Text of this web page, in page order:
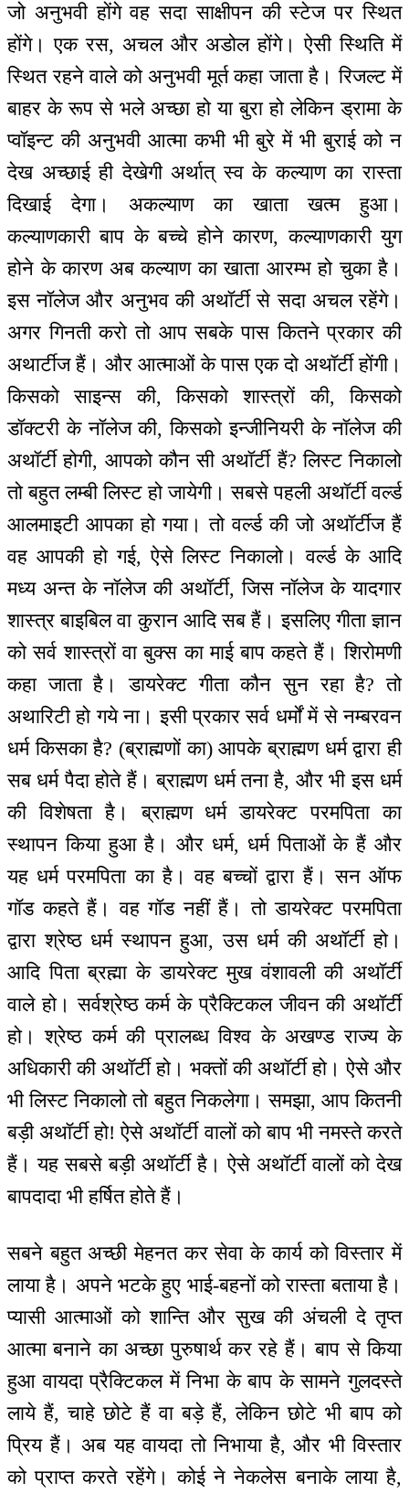
जो अनुभवी होंगे वह सदा साक्षीपन की स्टेज पर स्थित
होंगे। एक रस, अचल और अडोल होंगे। ऐसी स्थिति में
स्थित रहने वाले को अनुभवी मूर्त कहा जाता है। रिजल्ट में
बाहर के रूप से भले अच्छा हो या बुरा हो लेकिन ड्रामा के
प्वॉइन्ट की अनुभवी आत्मा कभी भी बुरे में भी बुराई को न
देख अच्छाई ही देखेगी अर्थात् स्व के कल्याण का रास्ता
दिखाई देगा। अकल्याण का खाता खत्म हुआ।
कल्याणकारी बाप के बच्चे होने कारण, कल्याणकारी युग
होने के कारण अब कल्याण का खाता आरम्भ हो चुका है।
इस नॉलेज और अनुभव की अथॉर्टी से सदा अचल रहेंगे।
अगर गिनती करो तो आप सबके पास कितने प्रकार की
अथार्टीज हैं। और आत्माओं के पास एक दो अथॉर्टी होंगी।
किसको साइन्स की, किसको शास्त्रों की, किसको
डॉक्टरी के नॉलेज की, किसको इन्जीनियरी के नॉलेज की
अथॉर्टी होगी, आपको कौन सी अथॉर्टी हैं? लिस्ट निकालो
तो बहुत लम्बी लिस्ट हो जायेगी। सबसे पहली अथॉर्टी वर्ल्ड
आलमाइटी आपका हो गया। तो वर्ल्ड की जो अथॉर्टीज हैं
वह आपकी हो गई, ऐसे लिस्ट निकालो। वर्ल्ड के आदि
मध्य अन्त के नॉलेज की अथॉर्टी, जिस नॉलेज के यादगार
शास्त्र बाइबिल वा कुरान आदि सब हैं। इसलिए गीता ज्ञान
को सर्व शास्त्रों वा बुक्स का माई बाप कहते हैं। शिरोमणी
कहा जाता है। डायरेक्ट गीता कौन सुन रहा है? तो
अथारिटी हो गये ना। इसी प्रकार सर्व धर्मों में से नम्बरवन
धर्म किसका है? (ब्राह्मणों का) आपके ब्राह्मण धर्म द्वारा ही
सब धर्म पैदा होते हैं। ब्राह्मण धर्म तना है, और भी इस धर्म
की विशेषता है। ब्राह्मण धर्म डायरेक्ट परमपिता का
स्थापन किया हुआ है। और धर्म, धर्म पिताओं के हैं और
यह धर्म परमपिता का है। वह बच्चों द्वारा हैं। सन ऑफ
गॉड कहते हैं। वह गॉड नहीं हैं। तो डायरेक्ट परमपिता
द्वारा श्रेष्ठ धर्म स्थापन हुआ, उस धर्म की अथॉर्टी हो।
आदि पिता ब्रह्मा के डायरेक्ट मुख वंशावली की अथॉर्टी
वाले हो। सर्वश्रेष्ठ कर्म के प्रैक्टिकल जीवन की अथॉर्टी
हो। श्रेष्ठ कर्म की प्रालब्ध विश्व के अखण्ड राज्य के
अधिकारी की अथॉर्टी हो। भक्तों की अथॉर्टी हो। ऐसे और
भी लिस्ट निकालो तो बहुत निकलेगा। समझा, आप कितनी
बड़ी अथॉर्टी हो! ऐसे अथॉर्टी वालों को बाप भी नमस्ते करते
हैं। यह सबसे बड़ी अथॉर्टी है। ऐसे अथॉर्टी वालों को देख
बापदादा भी हर्षित होते हैं।
सबने बहुत अच्छी मेहनत कर सेवा के कार्य को विस्तार में
लाया है। अपने भटके हुए भाई-बहनों को रास्ता बताया है।
प्यासी आत्माओं को शान्ति और सुख की अंचली दे तृप्त
आत्मा बनाने का अच्छा पुरुषार्थ कर रहे हैं। बाप से किया
हुआ वायदा प्रैक्टिकल में निभा के बाप के सामने गुलदस्ते
लाये हैं, चाहे छोटे हैं वा बड़े हैं, लेकिन छोटे भी बाप को
प्रिय हैं। अब यह वायदा तो निभाया है, और भी विस्तार
को प्राप्त करते रहेंगे। कोई ने नेकलेस बनाके लाया है,